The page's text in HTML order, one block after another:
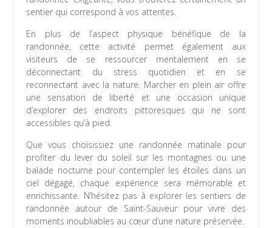
sentier qui correspond à vos attentes.
En plus de l’aspect physique bénéfique de la
randonnée, cette activité permet également aux
visiteurs de se ressourcer mentalement en se
déconnectant du stress quotidien et en se
reconnectant avec la nature. Marcher en plein air offre
une sensation de liberté et une occasion unique
d’explorer des endroits pittoresques qui ne sont
accessibles qu’à pied.
Que vous choisissiez une randonnée matinale pour
profiter du lever du soleil sur les montagnes ou une
balade nocturne pour contempler les étoiles dans un
ciel dégagé, chaque expérience sera mémorable et
enrichissante. N’hésitez pas à explorer les sentiers de
randonnée autour de Saint-Sauveur pour vivre des
moments inoubliables au cœur d’une nature préservée.